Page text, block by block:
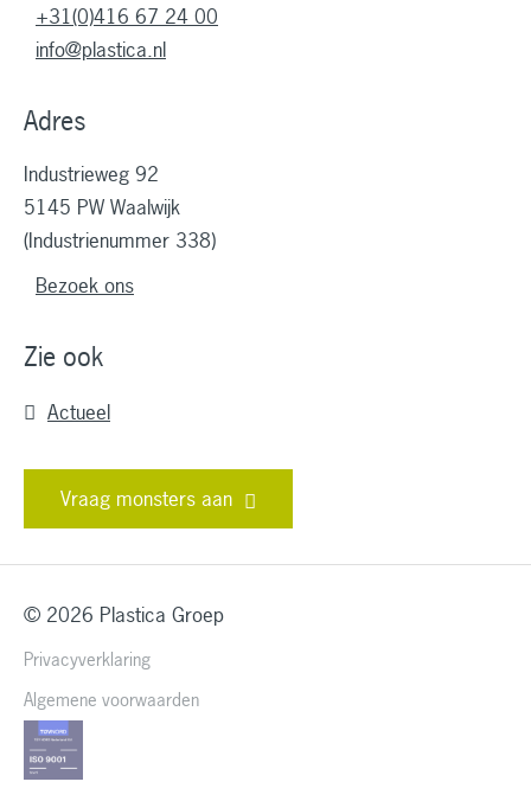
+31(0)416 67 24 00
info@plastica.nl
Adres
Industrieweg 92
5145 PW Waalwijk
(Industrienummer 338)
Bezoek ons
Zie ook
Actueel
Vraag monsters aan
© 2026 Plastica Groep
Privacyverklaring
Algemene voorwaarden